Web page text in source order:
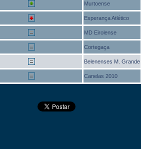
Murtoense
Esperança Atlético
MD Eirolense
Cortegaça
Belenenses M. Grande
Canelas 2010